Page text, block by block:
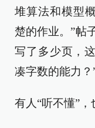
堆算法和模型
楚的作业。”帖
写了多少页，
凑字数的能力？
有人“听不懂”，